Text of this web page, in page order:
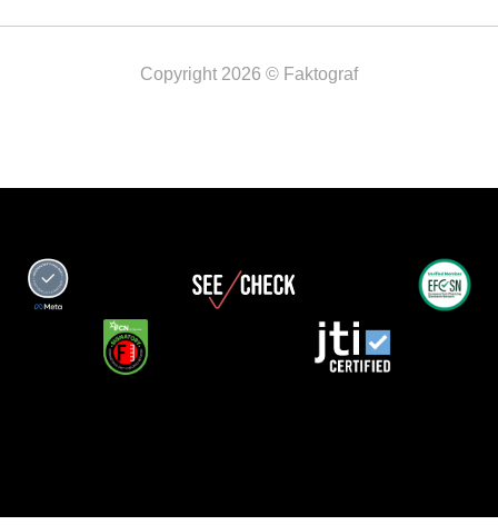
Copyright 2026 © Faktograf